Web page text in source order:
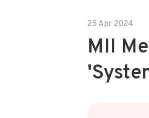
25 Apr 2024
MII